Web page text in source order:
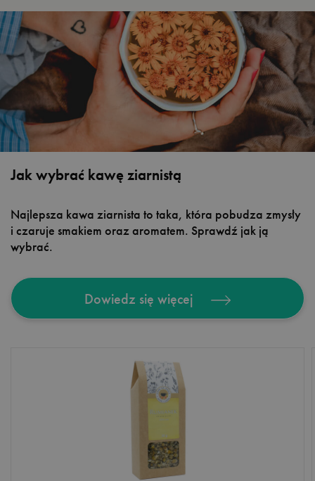
Jak wybrać kawę ziarnistą
Najlepsza kawa ziarnista to taka, która pobudza zmysły
i czaruje smakiem oraz aromatem. Sprawdź jak ją
wybrać.
Dowiedz się więcej